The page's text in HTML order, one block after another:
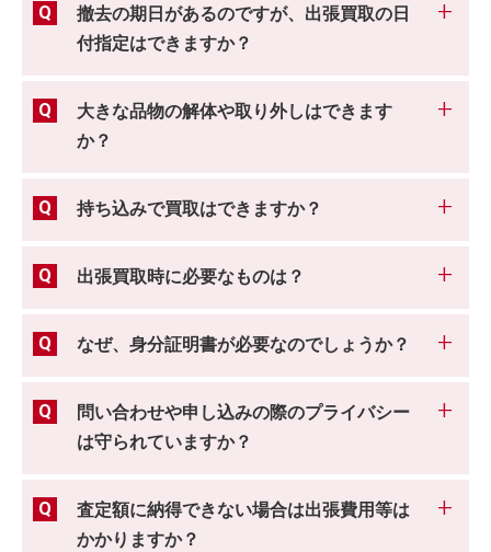
撤去の期日があるのですが、出張買取の日
付指定はできますか？
大きな品物の解体や取り外しはできます
か？
持ち込みで買取はできますか？
出張買取時に必要なものは？
なぜ、身分証明書が必要なのでしょうか？
問い合わせや申し込みの際のプライバシー
は守られていますか？
査定額に納得できない場合は出張費用等は
かかりますか？